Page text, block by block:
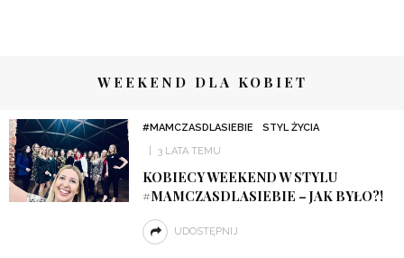
WEEKEND DLA KOBIET
#MAMCZASDLASIEBIE
STYL ŻYCIA
3 LATA TEMU
KOBIECY WEEKEND W STYLU
#MAMCZASDLASIEBIE – JAK BYŁO?!
UDOSTĘPNIJ